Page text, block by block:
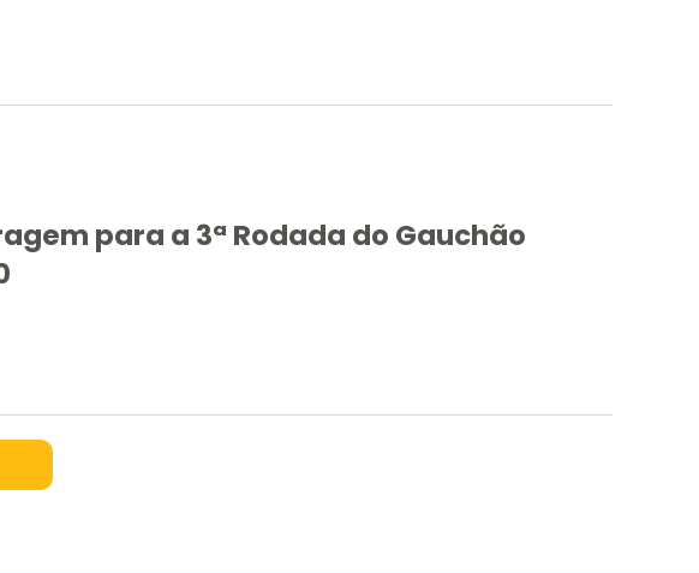
para a 3ª Rodada do Gauchão